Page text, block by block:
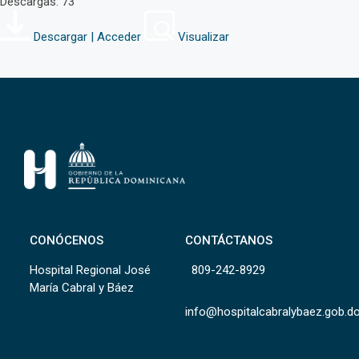
Descargar | Acceder Visualizar
CONÓCENOS
Hospital Regional José
María Cabral y Báez
CONTÁCTANOS
809-242-8929